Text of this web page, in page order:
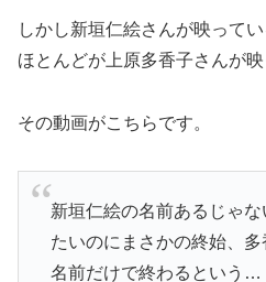
しかし新垣仁絵さんが映って
ほとんどが上原多香子さんが映
その動画がこちらです。
新垣仁絵の名前あるじゃ
たいのにまさかの終始、多
名前だけで終わるという…